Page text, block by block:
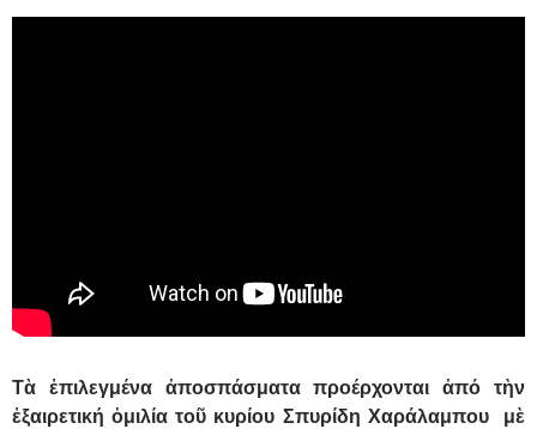
Τὰ ἐπιλεγμένα ἀποσπάσματα προέρχονται ἀπό τὴν
ἐξαιρετική ὁμιλία τοῦ κυρίου Σπυρίδη Χαράλαμπου μὲ